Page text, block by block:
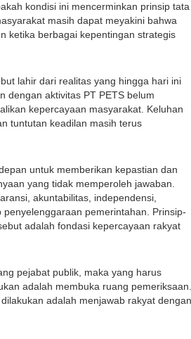
kondisi ini mencerminkan prinsip tata
masih dapat meyakini bahwa
ketika berbagai kepentingan strategis
lahir dari realitas yang hingga hari ini
dengan aktivitas PT PETS belum
kepercayaan masyarakat. Keluhan
tuntutan keadilan masih terus
untuk memberikan kepastian dan
yang tidak memperoleh jawaban.
akuntabilitas, independensi,
pemerintahan. Prinsip-
adalah fondasi kepercayaan rakyat
pejabat publik, maka yang harus
adalah membuka ruang pemeriksaan.
adalah menjawab rakyat dengan